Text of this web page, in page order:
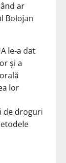
ar
Bolojan
le-a dat
și a
lor
de droguri